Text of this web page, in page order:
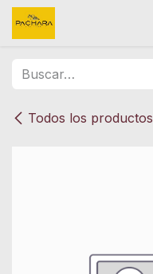
Ir al contenido
Todos los productos